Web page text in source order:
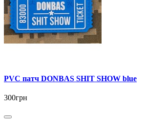
PVC патч DONBAS SHIT SHOW blue
300грн